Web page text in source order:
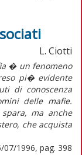
L. Ciotti
� un fenomeno
pi� evidente
di conoscenza
delle mafie.
ma anche
che acquista
07/1996, pag. 398